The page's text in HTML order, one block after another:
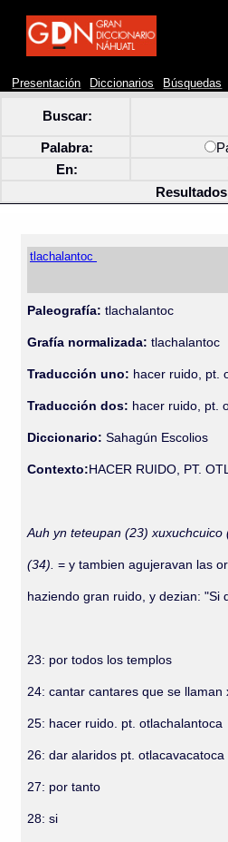
Presentación Diccionarios Búsquedas
Buscar:
Palabra:
En:
Resultados
tlachalantoc
Paleografía: tlachalantoc
Grafía normalizada: tlachalantoc
Traducción uno: hacer ruido, pt.
Traducción dos: hacer ruido, pt.
Diccionario:Sahagún Escolios
Contexto:HACER RUIDO, PT.
Auh yn teteupan (23)
(34).= y tambien agujeravan las
haziendo gran ruido, y dezian: "Si
23: por todos los templos
24: cantar cantares que se llaman
25: hacer ruido. pt. otlachalantoca
26: dar alaridos pt. otlacavacatoca
27: por tanto
28: si